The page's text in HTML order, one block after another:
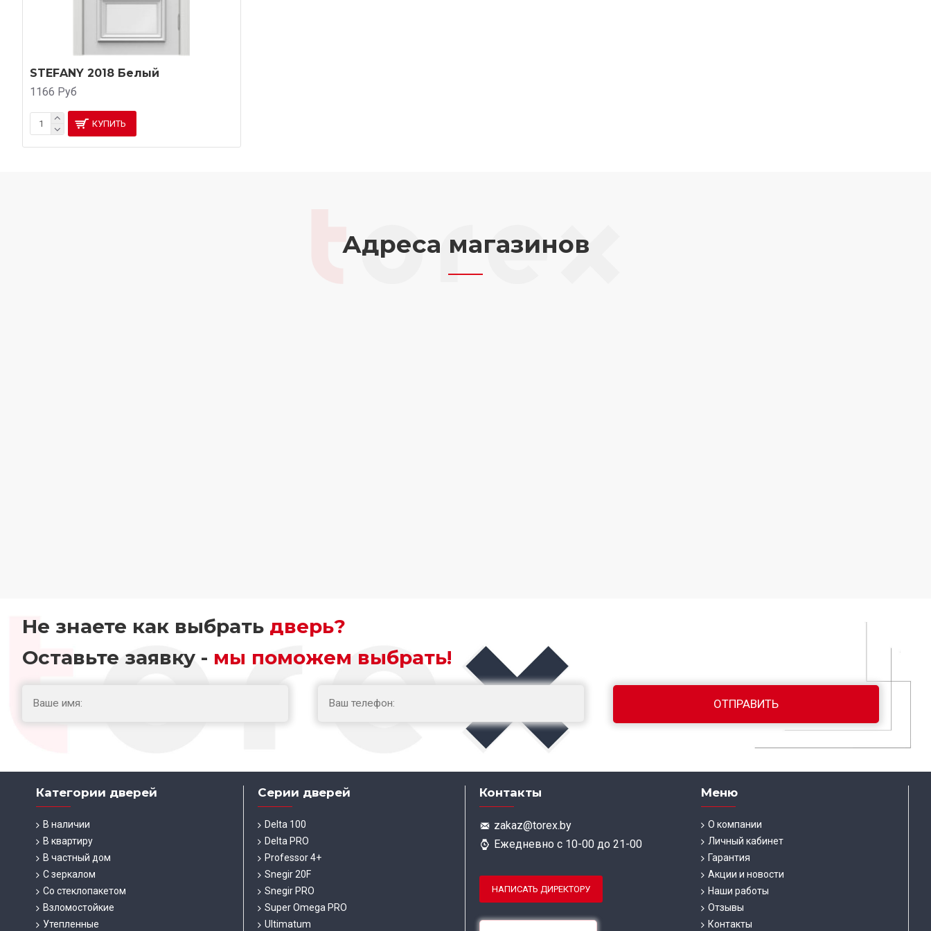
STEFANY 2018 Белый
1166 Руб
КУПИТЬ
Адреса магазинов
Не знаете как выбрать дверь?
Оставьте заявку - мы поможем выбрать!
Категории дверей
В наличии
В квартиру
В частный дом
С зеркалом
Со стеклопакетом
Взломостойкие
Утепленные
Серии дверей
Delta 100
Delta PRO
Professor 4+
Snegir 20F
Snegir PRO
Super Omega PRO
Ultimatum
Контакты
zakaz@torex.by
Ежедневно с 10-00 до 21-00
НАПИСАТЬ ДИРЕКТОРУ
Меню
О компании
Личный кабинет
Гарантия
Акции и новости
Наши работы
Отзывы
Контакты